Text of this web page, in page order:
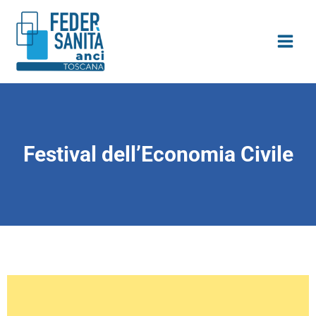
contenuto
contenuto
Festival dell’Economia Civile